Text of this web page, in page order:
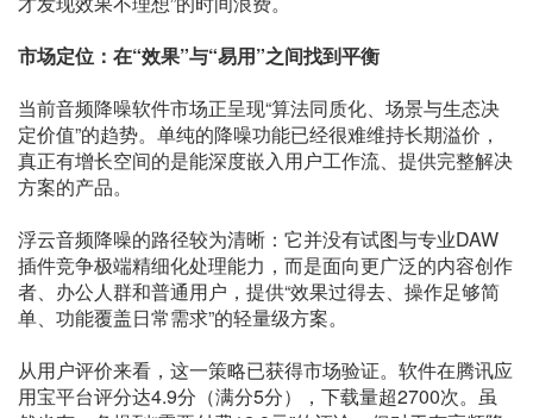
市场定位：在“效果”与“易用”之间找到平衡
当前音频降噪软件市场正呈现“算法同质化、场景与生态决
定价值”的趋势。单纯的降噪功能已经很难维持长期溢价，
真正有增长空间的是能深度嵌入用户工作流、提供完整解决
方案的产品。
浮云音频降噪的路径较为清晰：它并没有试图与专业DAW
插件竞争极端精细化处理能力，而是面向更广泛的内容创作
者、办公人群和普通用户，提供“效果过得去、操作足够简
单、功能覆盖日常需求”的轻量级方案。
从用户评价来看，这一策略已获得市场验证。软件在腾讯应
用宝平台评分达4.9分（满分5分），下载量超2700次。虽